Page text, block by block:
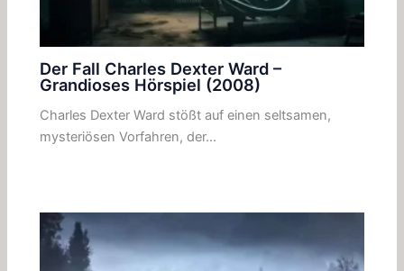
Der Fall Charles Dexter Ward –
Grandioses Hörspiel (2008)
Charles Dexter Ward stößt auf einen seltsamen,
mysteriösen Vorfahren, der…